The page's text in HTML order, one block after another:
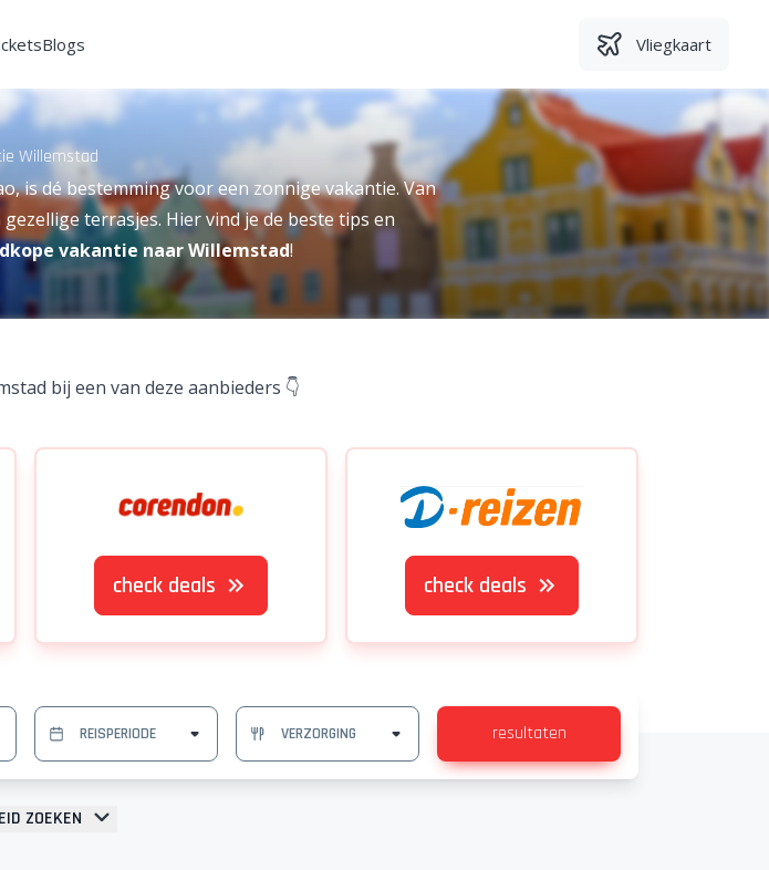
Blogs Vliegkaart
Willemstad
is dé bestemming voor een zonnige vakantie. Van
terrasjes. Hier vind je de beste tips en
vakantie naar Willemstad!
bij een van deze aanbieders 👇
check deals check deals
resultaten
ZOEKEN